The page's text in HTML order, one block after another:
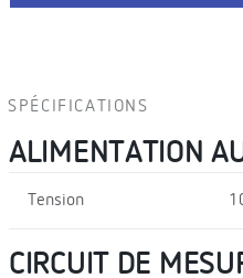
SPÉCIFICATIONS
ALIMENTATION
Tension
CIRCUIT DE